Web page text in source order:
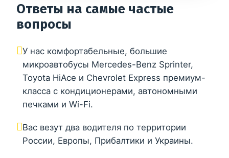
Ответы на самые частые
вопросы
У нас комфортабельные, большие
микроавтобусы Mercedes-Benz Sprinter,
Toyota HiAce и Chevrolet Express премиум-
класса с кондиционерами, автономными
печками и Wi-Fi.
Вас везут два водителя по территории
России, Европы, Прибалтики и Украины.